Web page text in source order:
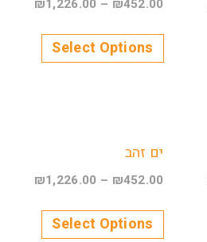
₪452.00
–
₪1,226.00
Select Options
ים זהב
₪452.00
–
₪1,226.00
Select Options